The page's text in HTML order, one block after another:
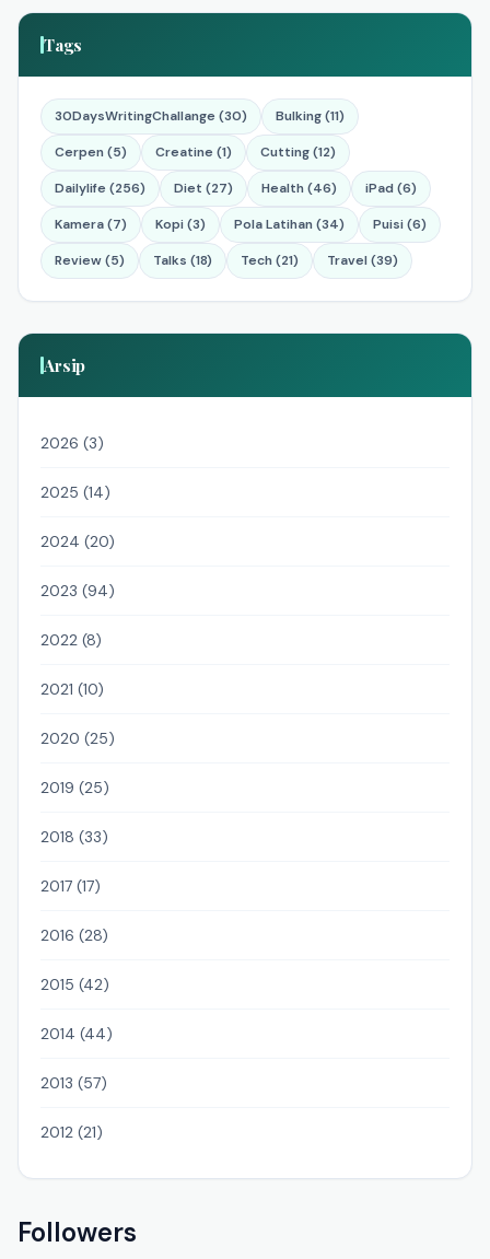
Tags
30DaysWritingChallange (30) Bulking (11)
Cerpen (5) Creatine (1) Cutting (12)
Dailylife (256) Diet (27) Health (46) iPad (6)
Kamera (7) Kopi (3) Pola Latihan (34) Puisi (6)
Review (5) Talks (18) Tech (21) Travel (39)
Arsip
2026 (3)
2025 (14)
2024 (20)
2023 (94)
2022 (8)
2021 (10)
2020 (25)
2019 (25)
2018 (33)
2017 (17)
2016 (28)
2015 (42)
2014 (44)
2013 (57)
2012 (21)
Followers